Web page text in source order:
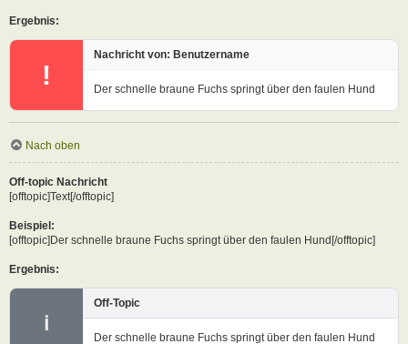
Ergebnis:
!
Nachricht von: Benutzername
Der schnelle braune Fuchs springt über den faulen Hund
Nach oben
Off-topic Nachricht
[offtopic]Text[/offtopic]
Beispiel:
[offtopic]Der schnelle braune Fuchs springt über den faulen Hund[/offtopic]
Ergebnis:
ℹ
Off-Topic
Der schnelle braune Fuchs springt über den faulen Hund